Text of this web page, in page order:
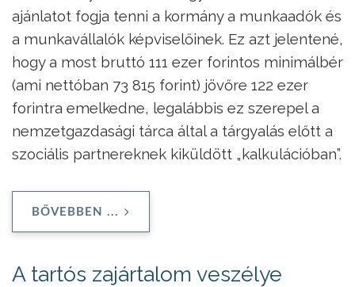
ajánlatot fogja tenni a kormány a munkaadók és
a munkavállalók képviselőinek. Ez azt jelentené,
hogy a most bruttó 111 ezer forintos minimálbér
(ami nettóban 73 815 forint) jövőre 122 ezer
forintra emelkedne, legalábbis ez szerepel a
nemzetgazdasági tárca által a tárgyalás előtt a
szociális partnereknek kiküldött „kalkulációban”.
BŐVEBBEN ...
A tartós zajártalom veszélye